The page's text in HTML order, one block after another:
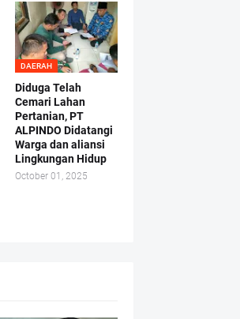
DAERAH
Diduga Telah
Cemari Lahan
Pertanian, PT
ALPINDO Didatangi
Warga dan aliansi
Lingkungan Hidup
October 01, 2025